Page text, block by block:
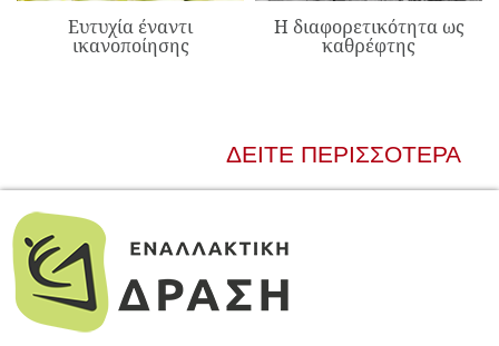
Ευτυχία έναντι
ικανοποίησης
Η διαφορετικότητα ως
καθρέφτης
ΔΕΊΤΕ ΠΕΡΙΣΣΌΤΕΡΑ